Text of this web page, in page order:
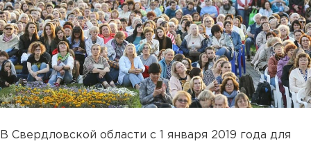
В Свердловской области с 1 января 2019 года для